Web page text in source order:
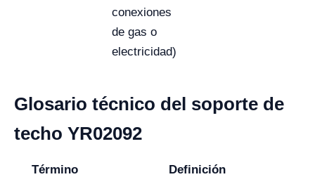
conexiones
de gas o
electricidad)
Glosario técnico del soporte de
techo YR02092
Término Definición